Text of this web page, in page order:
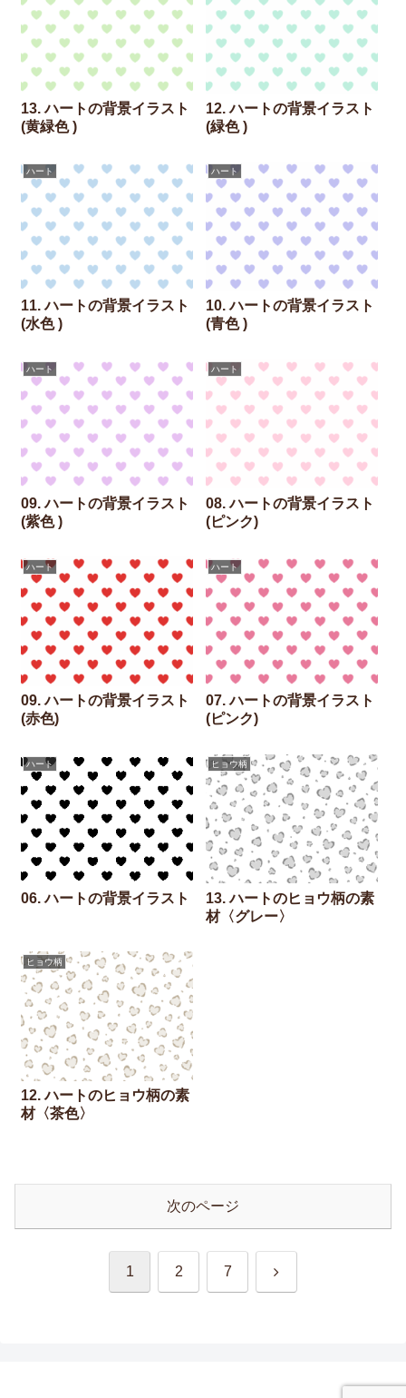
13. ハートの背景イラスト
(黄緑色 )
12. ハートの背景イラスト
(緑色 )
ハート
11. ハートの背景イラスト
(水色 )
ハート
10. ハートの背景イラスト
(青色 )
ハート
09. ハートの背景イラスト
(紫色 )
ハート
08. ハートの背景イラスト
(ピンク)
ハート
09. ハートの背景イラスト
(赤色)
ハート
07. ハートの背景イラスト
(ピンク)
ハート
06. ハートの背景イラスト
ヒョウ柄
13. ハートのヒョウ柄の素
材〈グレー〉
ヒョウ柄
12. ハートのヒョウ柄の素
材〈茶色〉
次のページ
1 2 7 次